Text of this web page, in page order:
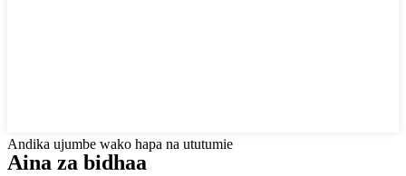
Andika ujumbe wako hapa na ututumie
Aina za bidhaa